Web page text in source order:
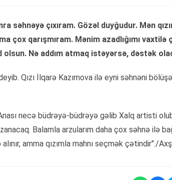
səhnəyə çıxıram. Gözəl duyğudur. Mən
çox qarışmıram. Mənim azadlığımı vaxtilə
olsun. Nə addım atmaq istəyərsə, dəstək
Qızı İlqarə Kazımova ilə eyni səhnəni
necə büdrəyə-büdrəyə gəlib Xalq artisti
Balamla arzularım daha çox səhnə ilə
amma qızımla mahnı seçmək çətindir"./